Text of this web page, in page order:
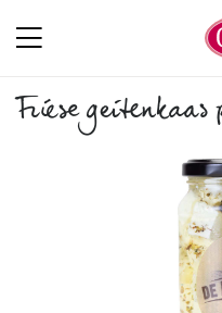
Friese